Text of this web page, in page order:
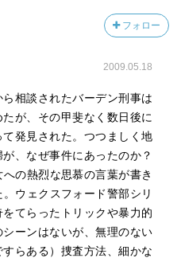
フォロー
2009.05.18
相談されたバーデン刑事は
が、その甲斐なく数日後に
発見された。つつましく地
、なぜ事件にあったのか？
の熱烈な思慕の言葉が書き
ウェクスフォード警部シリ
てらったトリックや暴力的
ーンはないが、無理のない
らある）捜査方法、細かな